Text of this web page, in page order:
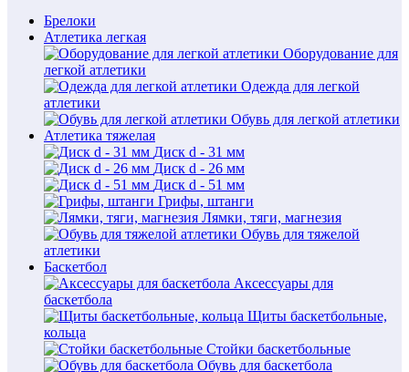
Брелоки
Атлетика легкая
Оборудование для
легкой атлетики
Одежда для легкой
атлетики
Обувь для легкой атлетики
Атлетика тяжелая
Диск d - 31 мм
Диск d - 26 мм
Диск d - 51 мм
Грифы, штанги
Лямки, тяги, магнезия
Обувь для тяжелой
атлетики
Баскетбол
Аксессуары для
баскетбола
Щиты баскетбольные,
кольца
Стойки баскетбольные
Обувь для баскетбола